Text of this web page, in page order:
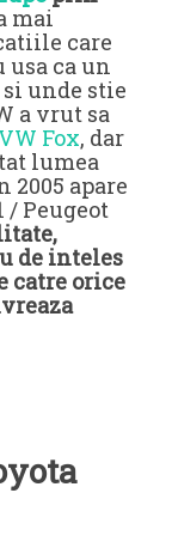
mai
care
ca un
unde stie
a vrut sa
VW Fox, dar
lumea
2005 apare
/ Peugeot
de inteles
catre orice